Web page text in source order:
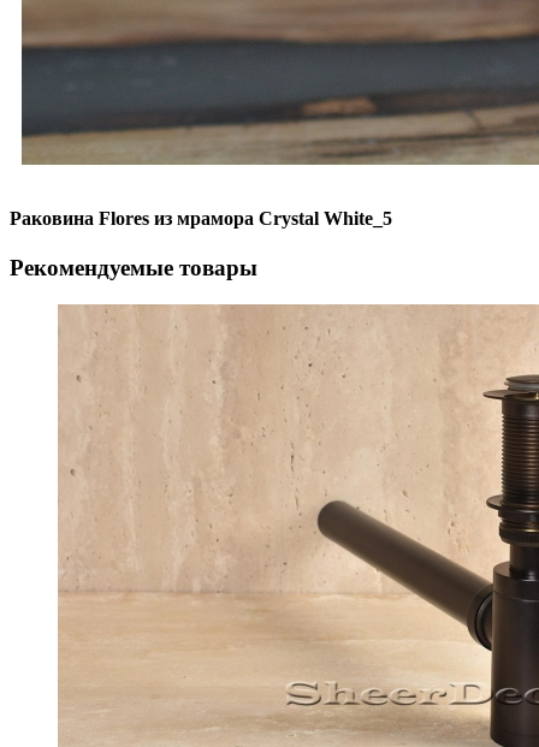
Раковина Flores из мрамора Crystal White_5
Рекомендуемые товары